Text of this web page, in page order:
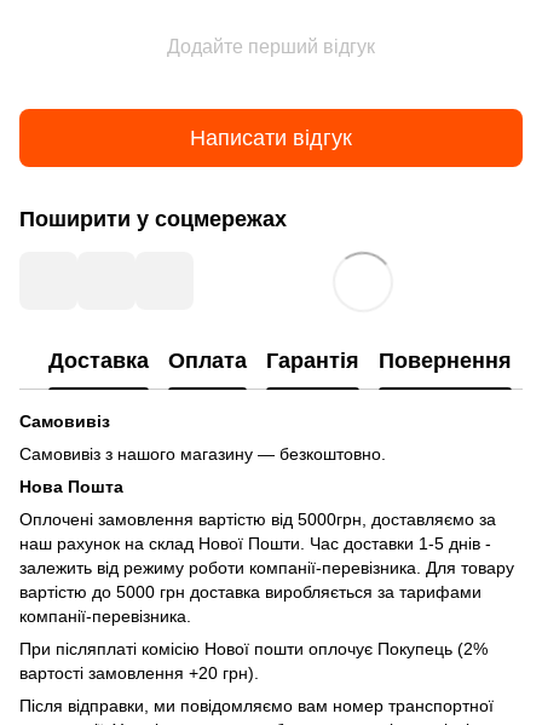
Додайте перший відгук
Написати відгук
Поширити у соцмережах
Доставка Оплата Гарантія Повернення
Самовивіз
Самовивіз з нашого магазину — безкоштовно.
Нова Пошта
Оплочені замовлення вартістю від 5000грн, доставляємо за
наш рахунок на склад Нової Пошти. Час доставки 1-5 днів -
залежить від режиму роботи компанії-перевізника. Для товару
вартістю до 5000 грн доставка виробляється за тарифами
компанії-перевізника.
При післяплаті комісію Нової пошти оплочує Покупець (2%
вартості замовлення +20 грн).
Після відправки, ми повідомляємо вам номер транспортної